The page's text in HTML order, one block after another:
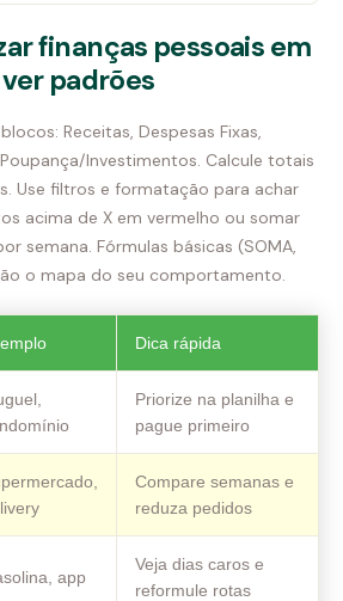
finanças pessoais em
padrões
Receitas, Despesas Fixas,
Investimentos. Calcule totais
Use filtros e formatação para achar
acima de X em vermelho ou somar
semana. Fórmulas básicas (SOMA,
o mapa do seu comportamento.
Dica rápida
Priorize na planilha e
pague primeiro
Compare semanas e
reduza pedidos
app
Veja dias caros e
reformule rotas